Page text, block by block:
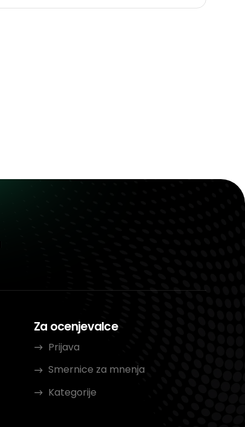
Za ocenjevalce
Prijava
Smernice za mnenja
Kategorije